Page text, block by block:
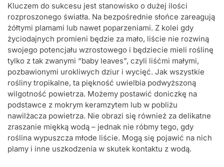
Kluczem do sukcesu jest stanowisko o dużej ilości
rozproszonego światła. Na bezpośrednie słońce zareagują
żółtymi plamami lub nawet poparzeniami. Z kolei gdy
życiodajnych promieni będzie za mało, liście nie rozwiną
swojego potencjału wzrostowego i będziecie mieli roślinę
tylko z tak zwanymi “baby leaves”, czyli liśćmi małymi,
pozbawionymi urokliwych dziur i wycięć. Jak wszystkie
rośliny tropikalne, ta piękność uwielbia podwyższoną
wilgotność powietrza. Możemy postawić doniczkę na
podstawce z mokrym keramzytem lub w pobliżu
nawilżacza powietrza. Nie obrazi się również za delikatne
zraszanie miękką wodą – jednak nie róbmy tego, gdy
roślina wypuszcza młode liście. Mogą się pojawić na nich
plamy i inne uszkodzenia w skutek kontaktu z wodą.